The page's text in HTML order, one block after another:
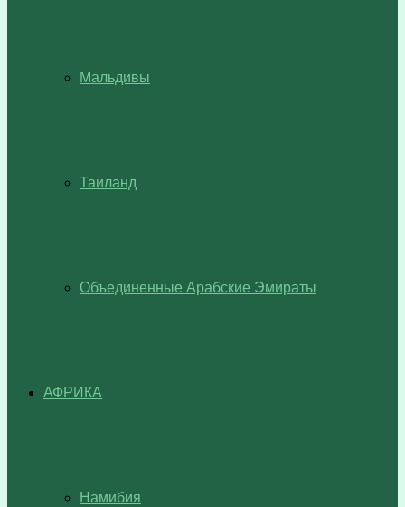
Мальдивы
Таиланд
Объединенные Арабские Эмираты
АФРИКА
Намибия